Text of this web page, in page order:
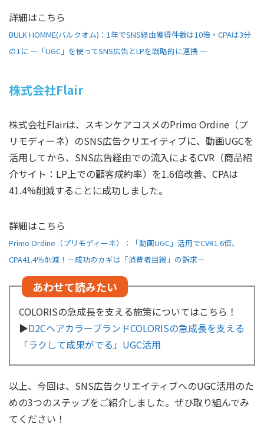
詳細はこちら
BULK HOMME(バルクオム)：1年でSNS経由獲得件数は10倍・CPAは3分
の1に ―「UGC」を使ってSNS広告とLPを戦略的に連携 ―
株式会社Flair
株式会社Flairは、スキンケアコスメのPrimo Ordine（プ
リモディーネ）のSNS広告クリエイティブに、動画UGCを
活用してから、SNS広告経由での流入によるCVR（商品紹
介サイト：LP上での顧客成約率）を1.6倍改善、CPAは
41.4%削減することに成功しました。
詳細はこちら
Primo Ordine（プリモディーネ）：「動画UGC」活用でCVR1.6倍、
CPA41.4％削減！ー成功のカギは「消費者目線」の訴求ー
あわせて読みたい
COLORISの急成長を支える施策についてはこちら！
▶D2CヘアカラーブランドCOLORISの急成長を支える
「ラクして成果がでる」UGC活用
以上、今回は、SNS広告クリエイティブへのUGC活用のた
めの3つのステップをご紹介しました。ぜひ取り組んでみ
てください！